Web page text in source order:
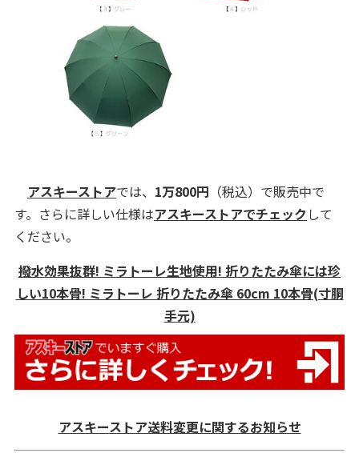
アスキーストアでは、 1万800円 （税込）で販売中で
す。さらに詳しい仕様はアスキーストアでチェックして
ください。
撥水効果抜群! ミラトーレ生地使用! 折りたたみ傘には珍
しい10本骨! ミラトーレ 折りたたみ傘 60cm 10本骨(寸胴
手元)
アスキーストア送料変更に関するお知らせ